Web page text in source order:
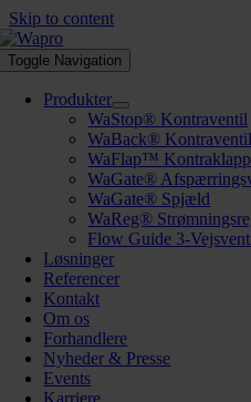
Skip to content
Toggle Navigation
Produkter
WaStop® Kontraventil
WaBack® Kontraventil
WaFlap™
WaGate®
WaGate® Spjæld
WaReg®
Flow Guide 3-
Løsninger
Referencer
Kontakt
Om os
Forhandlere
Nyheder & Presse
Events
Karriere